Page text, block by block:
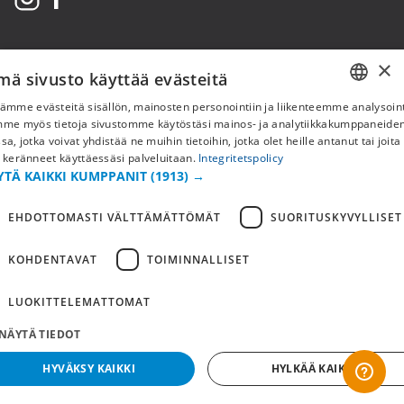
Copyright © 2019 This site is Licensed to 377 Sport AB Tietosuojakäytäntö
FI
×
sivusto käyttää evästeitä
evästeitä sisällön, mainosten personointiin ja liikenteemme
myös tietoja sivustomme käytöstäsi mainos- ja
jotka voivat yhdistää ne muihin tietoihin, jotka olet heille antanut tai joita
keränneet käyttäessäsi palveluitaan. Integritetspolicy
KAIKKI KUMPPANIT (1913) →
EHDOTTOMASTI VÄLTTÄMÄTTÖMÄT SUORITUSKYVYLLISET
KOHDENTAVAT TOIMINNALLISET
LUOKITTELEMATTOMAT
TIEDOT
HYVÄKSY KAIKKI HYLKÄÄ KAIKKI